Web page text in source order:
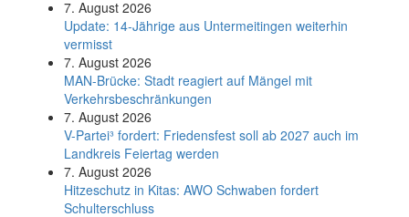
7. August 2026
Update: 14-Jährige aus Untermeitingen weiterhin
vermisst
7. August 2026
MAN-Brücke: Stadt reagiert auf Mängel mit
Verkehrsbeschränkungen
7. August 2026
V-Partei­³ fordert: Friedens­fest soll ab 2027 auch im
Land­kreis Feier­tag werden
7. August 2026
Hitzeschutz in Kitas: AWO Schwaben fordert
Schulterschluss